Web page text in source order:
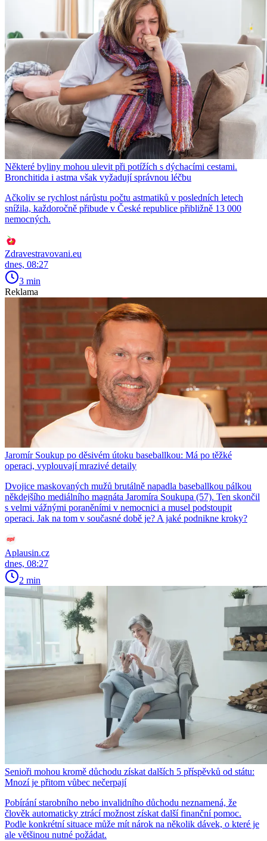
Některé byliny mohou ulevit při potížích s dýchacími cestami.
Bronchitida i astma však vyžadují správnou léčbu
Ačkoliv se rychlost nárůstu počtu astmatiků v posledních letech
snížila, každoročně přibude v České republice přibližně 13 000
nemocných.
Zdravestravovani.eu
dnes, 08:27
3 min
Reklama
Jaromír Soukup po děsivém útoku baseballkou: Má po těžké
operaci, vyplouvají mrazivé detaily
Dvojice maskovaných mužů brutálně napadla baseballkou pálkou
někdejšího mediálního magnáta Jaromíra Soukupa (57). Ten skončil
s velmi vážnými poraněními v nemocnici a musel podstoupit
operaci. Jak na tom v současné době je? A jaké podnikne kroky?
Aplausin.cz
dnes, 08:27
2 min
Senioři mohou kromě důchodu získat dalších 5 příspěvků od státu:
Mnozí je přitom vůbec nečerpají
Pobírání starobního nebo invalidního důchodu neznamená, že
člověk automaticky ztrácí možnost získat další finanční pomoc.
Podle konkrétní situace může mít nárok na několik dávek, o které je
ale většinou nutné požádat.